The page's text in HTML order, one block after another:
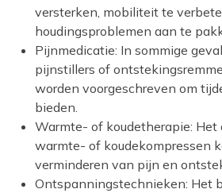
versterken, mobiliteit te
houdingsproblemen aan te
Pijnmedicatie: In sommige
pijnstillers of
worden voorgeschreven om
bieden.
Warmte- of koudetherapie: Het
warmte- of koudekompressen
verminderen van pijn en
Ontspanningstechnieken: Het